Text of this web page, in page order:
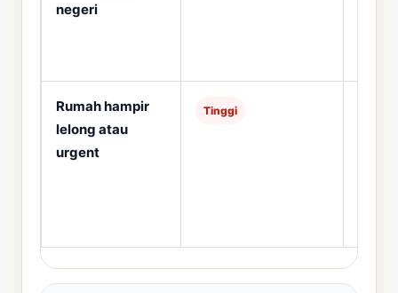
negeri
Rumah hampir
lelong atau
urgent
Tinggi